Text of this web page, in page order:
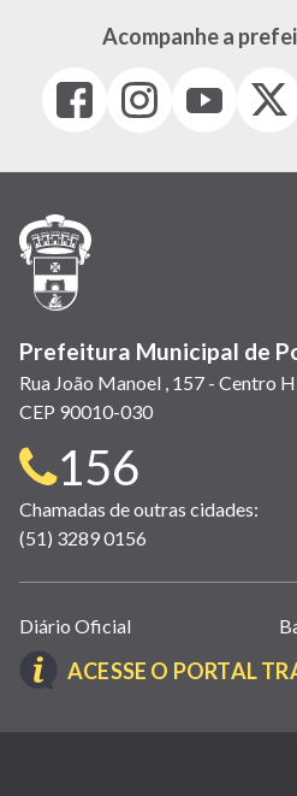
Acompanhe a
Facebook
(link
em
janela)
Instagram
(link
em
(link
em
(Antigo
(link
Prefeitura Municipal de
Rua João Manoel , 157 - Centro
CEP 90010-030
Telefone
para
contato:
156
Chamadas de outras cidades:
(51) 3289 0156
Links
úteis
(abrem
nova
Diário Oficial
ACESSE O PORTAL